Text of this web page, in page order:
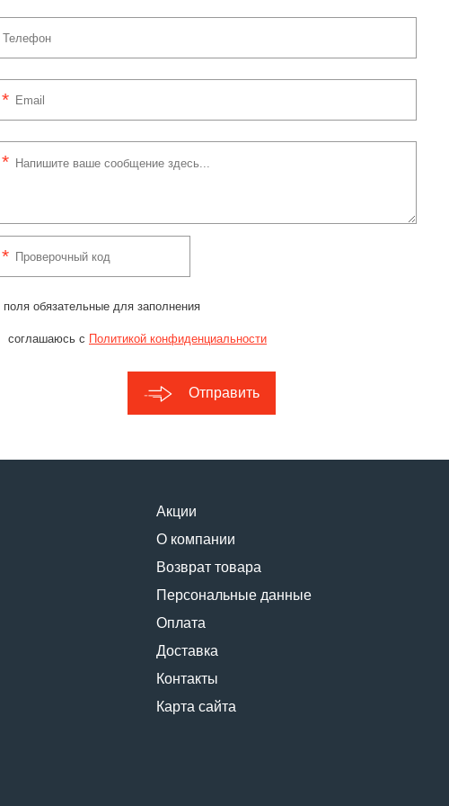
обязательные для заполнения
соглашаюсь с Политикой конфиденциальности
Отправить
Акции
О компании
Возврат товара
Персональные данные
Оплата
Доставка
Контакты
Карта сайта